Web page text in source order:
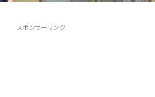
スポンサーリンク